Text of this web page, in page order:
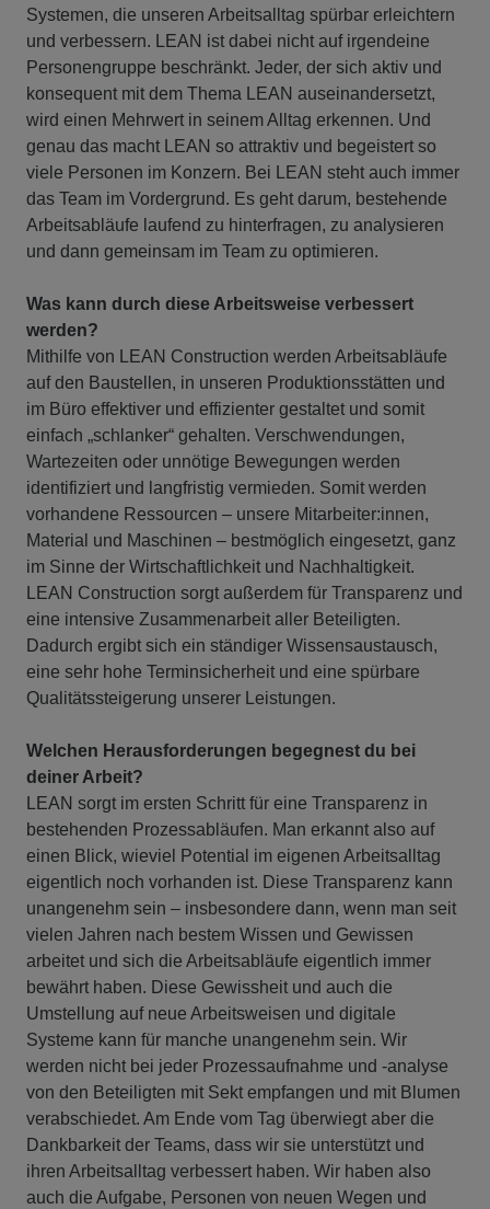
Systemen, die unseren Arbeitsalltag spürbar erleichtern
und verbessern. LEAN ist dabei nicht auf irgendeine
Personengruppe beschränkt. Jeder, der sich aktiv und
konsequent mit dem Thema LEAN auseinandersetzt,
wird einen Mehrwert in seinem Alltag erkennen. Und
genau das macht LEAN so attraktiv und begeistert so
viele Personen im Konzern. Bei LEAN steht auch immer
das Team im Vordergrund. Es geht darum, bestehende
Arbeitsabläufe laufend zu hinterfragen, zu analysieren
und dann gemeinsam im Team zu optimieren.
Was kann durch diese Arbeitsweise verbessert
werden?
Mithilfe von LEAN Construction werden Arbeitsabläufe
auf den Baustellen, in unseren Produktionsstätten und
im Büro effektiver und effizienter gestaltet und somit
einfach „schlanker“ gehalten. Verschwendungen,
Wartezeiten oder unnötige Bewegungen werden
identifiziert und langfristig vermieden. Somit werden
vorhandene Ressourcen – unsere Mitarbeiter:innen,
Material und Maschinen – bestmöglich eingesetzt, ganz
im Sinne der Wirtschaftlichkeit und Nachhaltigkeit.
LEAN Construction sorgt außerdem für Transparenz und
eine intensive Zusammenarbeit aller Beteiligten.
Dadurch ergibt sich ein ständiger Wissensaustausch,
eine sehr hohe Terminsicherheit und eine spürbare
Qualitätssteigerung unserer Leistungen.
Welchen Herausforderungen begegnest du bei
deiner Arbeit?
LEAN sorgt im ersten Schritt für eine Transparenz in
bestehenden Prozessabläufen. Man erkannt also auf
einen Blick, wieviel Potential im eigenen Arbeitsalltag
eigentlich noch vorhanden ist. Diese Transparenz kann
unangenehm sein – insbesondere dann, wenn man seit
vielen Jahren nach bestem Wissen und Gewissen
arbeitet und sich die Arbeitsabläufe eigentlich immer
bewährt haben. Diese Gewissheit und auch die
Umstellung auf neue Arbeitsweisen und digitale
Systeme kann für manche unangenehm sein. Wir
werden nicht bei jeder Prozessaufnahme und -analyse
von den Beteiligten mit Sekt empfangen und mit Blumen
verabschiedet. Am Ende vom Tag überwiegt aber die
Dankbarkeit der Teams, dass wir sie unterstützt und
ihren Arbeitsalltag verbessert haben. Wir haben also
auch die Aufgabe, Personen von neuen Wegen und